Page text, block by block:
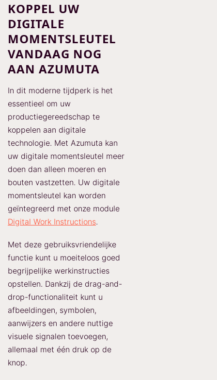
KOPPEL UW
DIGITALE
MOMENTSLEUTEL
VANDAAG NOG
AAN AZUMUTA
In dit moderne tijdperk is het
essentieel om uw
productiegereedschap te
koppelen aan digitale
technologie. Met Azumuta kan
uw digitale momentsleutel meer
doen dan alleen moeren en
bouten vastzetten. Uw digitale
momentsleutel kan worden
geïntegreerd met onze module
Digital Work Instructions.
Met deze gebruiksvriendelijke
functie kunt u moeiteloos goed
begrijpelijke werkinstructies
opstellen. Dankzij de drag-and-
drop-functionaliteit kunt u
afbeeldingen, symbolen,
aanwijzers en andere nuttige
visuele signalen toevoegen,
allemaal met één druk op de
knop.